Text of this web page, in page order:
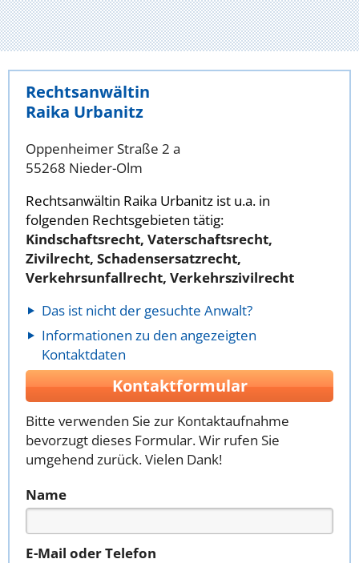
Rechtsanwältin
Raika Urbanitz
Oppenheimer Straße 2 a
55268 Nieder-Olm
Rechtsanwältin Raika Urbanitz ist u.a. in
folgenden Rechtsgebieten tätig:
Kindschaftsrecht, Vaterschaftsrecht,
Zivilrecht, Schadensersatzrecht,
Verkehrsunfallrecht, Verkehrszivilrecht
Das ist nicht der gesuchte Anwalt?
Informationen zu den angezeigten
Kontaktdaten
Kontaktformular
Bitte verwenden Sie zur Kontaktaufnahme
bevorzugt dieses Formular. Wir rufen Sie
umgehend zurück. Vielen Dank!
Name
E-Mail oder Telefon